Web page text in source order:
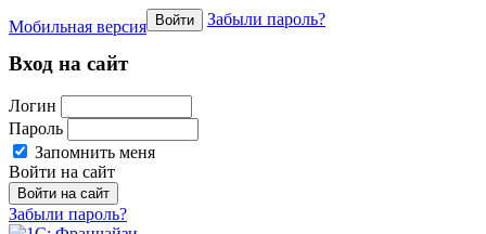
Мобильная версия Войти Забыли пароль?
Вход на сайт
Логин
Пароль
Запомнить меня
Войти на сайт
Забыли пароль?